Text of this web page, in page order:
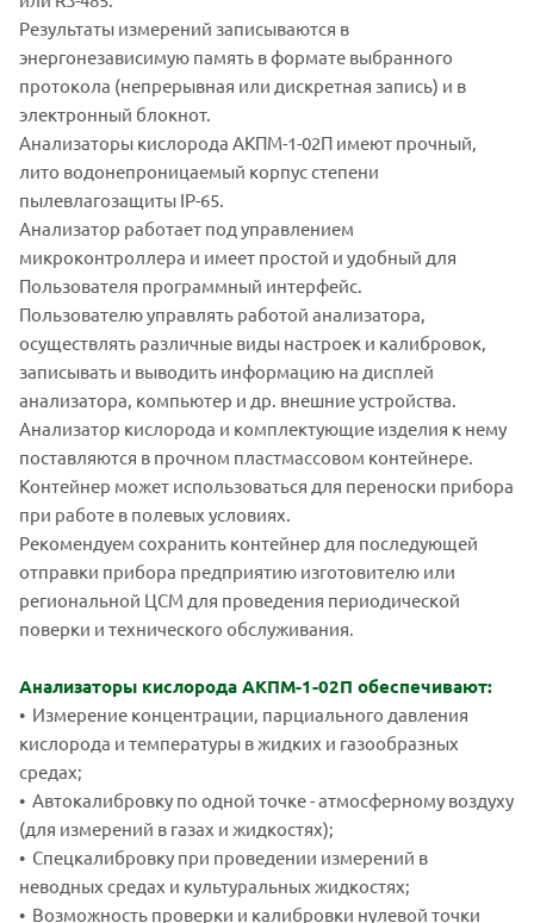
Результаты измерений записываются в
энергонезависимую память в формате выбранного
протокола (непрерывная или дискретная запись) и в
электронный блокнот.
Анализаторы кислорода АКПМ-1-02П имеют прочный,
лито водонепроницаемый корпус степени
пылевлагозащиты IP-65.
Анализатор работает под управлением
микроконтроллера и имеет простой и удобный для
Пользователя программный интерфейс.
Пользователю управлять работой анализатора,
осуществлять различные виды настроек и калибровок,
записывать и выводить информацию на дисплей
анализатора, компьютер и др. внешние устройства.
Анализатор кислорода и комплектующие изделия к нему
поставляются в прочном пластмассовом контейнере.
Контейнер может использоваться для переноски прибора
при работе в полевых условиях.
Рекомендуем сохранить контейнер для последующей
отправки прибора предприятию изготовителю или
региональной ЦСМ для проведения периодической
поверки и технического обслуживания.
Анализаторы кислорода АКПМ-1-02П обеспечивают:
• Измерение концентрации, парциального давления
кислорода и температуры в жидких и газообразных
средах;
• Автокалибровку по одной точке - атмосферному воздуху
(для измерений в газах и жидкостях);
• Спецкалибровку при проведении измерений в
неводных средах и культуральных жидкостях;
• Возможность проверки и калибровки нулевой точки